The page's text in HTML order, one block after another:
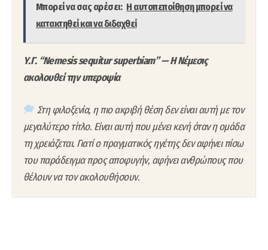
Μπορεί να σας αρέσει: Η αυτοπεποίθηση μπορεί να
κατακτηθεί και να διδαχθεί
Υ.Γ. “Nemesis sequitur superbiam”— Η Νέμεσις
ακολουθεί την υπεροψία
Στη φιλοξενία, η πιο ακριβή θέση δεν είναι αυτή με τον
μεγαλύτερο τίτλο. Είναι αυτή που μένει κενή όταν η ομάδα
τη χρειάζεται. Γιατί ο πραγματικός ηγέτης δεν αφήνει πίσω
του παράδειγμα προς αποφυγήν, αφήνει ανθρώπους που
θέλουν να τον ακολουθήσουν.